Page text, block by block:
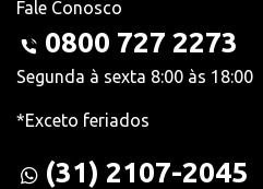
Fale Conosco
0800 727 2273
Segunda à sexta 8:00 às 18:00
*Exceto feriados
(31) 2107-2045